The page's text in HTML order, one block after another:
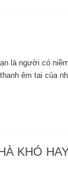
người có niềm
êm tai của
KHÓ